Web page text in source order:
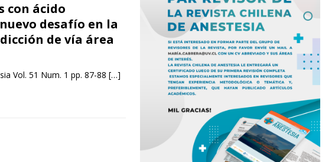
con ácido
desafío en la
de vía área
Vol. 51 Num. 1 pp. 87-88 […]